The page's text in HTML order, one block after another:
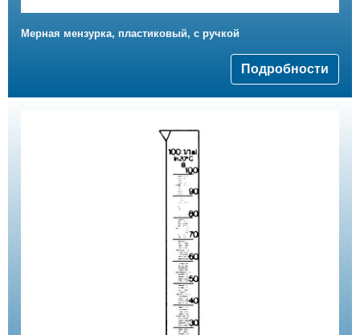
Мерная мензурка, пластиковый, с ручкой
Подробности